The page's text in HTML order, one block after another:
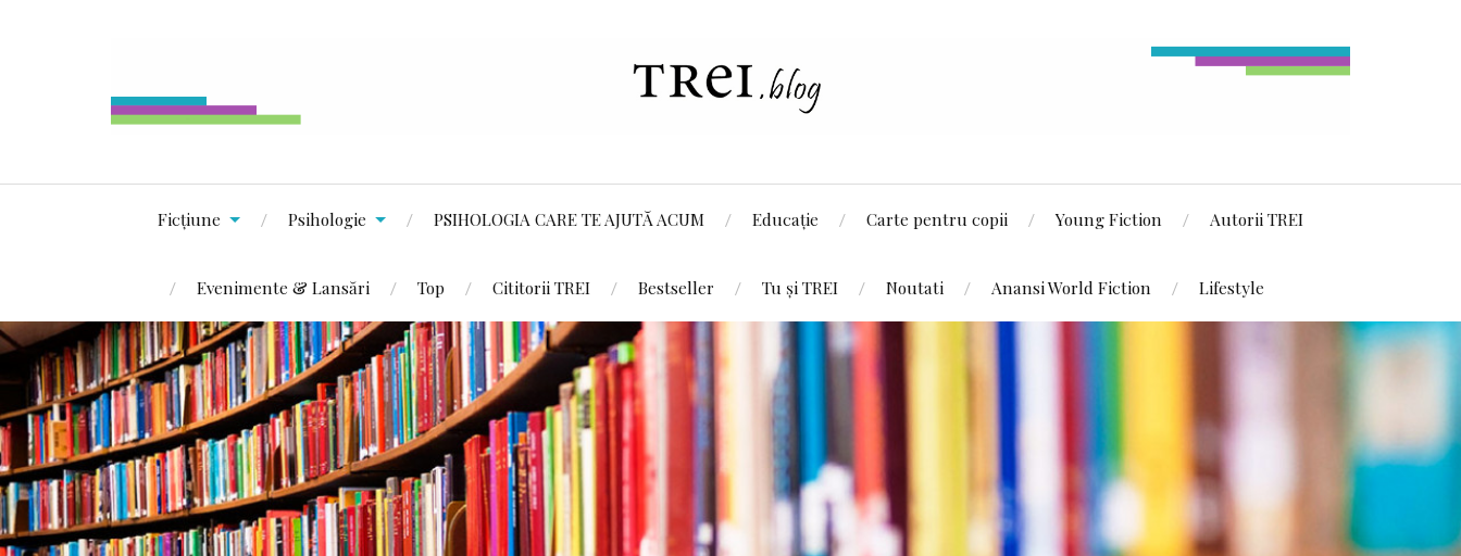
Ficțiune Psihologie PSIHOLOGIA CARE TE AJUTĂ ACUM Educație Carte pentru copii Young Fiction Autorii TREI
Evenimente & Lansări Top Cititorii TREI Bestseller Tu și TREI Noutati Anansi World Fiction Lifestyle